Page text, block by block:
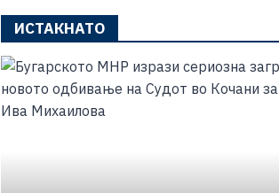
ИСТАКНАТО